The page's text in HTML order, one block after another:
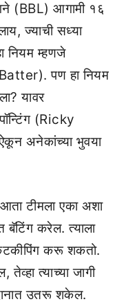
(BBL) आगामी १६
ज्याची सध्या
नियम म्हणजे
पण हा नियम
यावर
(Ricky
अनेकांच्या भुवया
टीमला एका अशा
करेल. त्याला
करू शकतो.
त्याच्या जागी
उतरू शकेल.